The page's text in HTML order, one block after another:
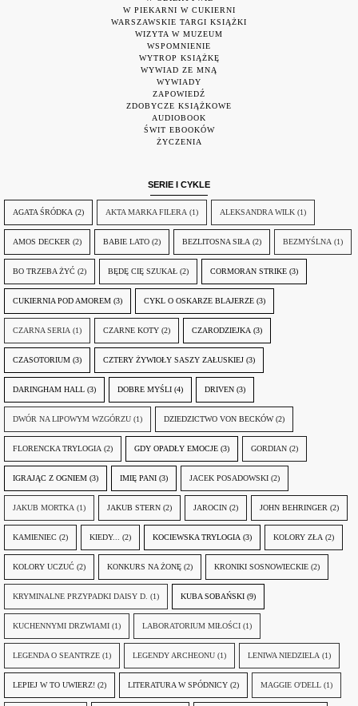
W PIEKARNI W CUKIERNI
WARSZAWSKIE TARGI KSIĄŻKI
WIZYTA W MUZEUM
WSPOMNIENIE
WYTROP KSIĄŻKĘ
WYWIAD ZE MNĄ
WYWIADY
ZAPOWIEDŹ
ZDOBYCZE KSIĄŻKOWE
AUDIOBOOK
ŚWIT EBOOKÓW
ŻYCZENIA
SERIE I CYKLE
AGATA ŚRÓDKA (2) AKTA MARKA FILERA (1) ALEKSANDRA WILK (1)
AMOS DECKER (2) BABIE LATO (2) BEZLITOSNA SIŁA (2) BEZMYŚLNA (1)
BO TRZEBA ŻYĆ (2) BĘDĘ CIĘ SZUKAŁ (2) CORMORAN STRIKE (3)
CUKIERNIA POD AMOREM (3) CYKL O OSKARZE BLAJERZE (3)
CZARNA SERIA (1) CZARNE KOTY (2) CZARODZIEJKA (3)
CZASOTORIUM (3) CZTERY ŻYWIOŁY SASZY ZAŁUSKIEJ (3)
DARINGHAM HALL (3) DOBRE MYŚLI (4) DRIVEN (3)
DWÓR NA LIPOWYM WZGÓRZU (1) DZIEDZICTWO VON BECKÓW (2)
FLORENCKA TRYLOGIA (2) GDY OPADŁY EMOCJE (3) GORDIAN (2)
IGRAJĄC Z OGNIEM (3) IMIĘ PANI (3) JACEK POSADOWSKI (2)
JAKUB MORTKA (1) JAKUB STERN (2) JAROCIN (2) JOHN BEHRINGER (2)
KAMIENIEC (2) KIEDY... (2) KOCIEWSKA TRYLOGIA (3) KOLORY ZŁA (2)
KOLORY UCZUĆ (2) KONKURS NA ŻONĘ (2) KRONIKI SOSNOWIECKIE (2)
KRYMINALNE PRZYPADKI DAISY D. (1) KUBA SOBAŃSKI (9)
KUCHENNYMI DRZWIAMI (1) LABORATORIUM MIŁOŚCI (1)
LEGENDA O SEANTRZE (1) LEGENDY ARCHEONU (1) LENIWA NIEDZIELA (1)
LEPIEJ W TO UWIERZ! (2) LITERATURA W SPÓDNICY (2) MAGGIE O'DELL (1)